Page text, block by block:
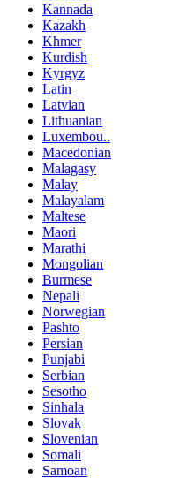
Kannada
Kazakh
Khmer
Kurdish
Kyrgyz
Latin
Latvian
Lithuanian
Luxembou..
Macedonian
Malagasy
Malay
Malayalam
Maltese
Maori
Marathi
Mongolian
Burmese
Nepali
Norwegian
Pashto
Persian
Punjabi
Serbian
Sesotho
Sinhala
Slovak
Slovenian
Somali
Samoan